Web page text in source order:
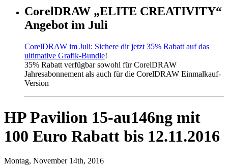
CorelDRAW „ELITE CREATIVITY“
Angebot im Juli
CorelDRAW im Juli: Sichere dir jetzt 35% Rabatt auf das
ultimative Grafik-Bundle!
35% Rabatt verfügbar sowohl für CorelDRAW
Jahresabonnement als auch für die CorelDRAW Einmalkauf-
Version
HP Pavilion 15-au146ng mit
100 Euro Rabatt bis 12.11.2016
Montag, November 14th, 2016